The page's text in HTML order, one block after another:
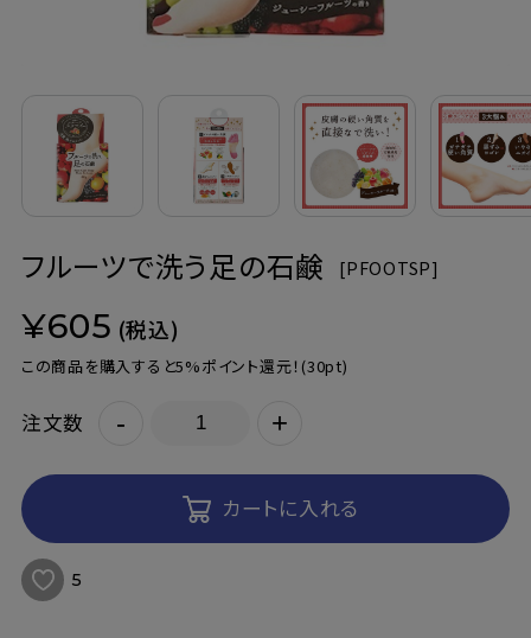
お問い合わせ
ご利用案内
よくあるご質問
会員登録でお得
NEWS一覧
フルーツで洗う足の石鹸 [PFOOTSP]
¥605 (税込)
この商品を購入すると5%ポイント還元！ (30pt)
注文数 - +
カートに入れる
5